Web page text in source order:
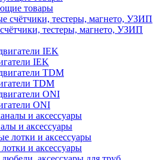
товары
тестеры, магнето, УЗИП
IEK
TDM
ONI
и аксессуары
и аксессуары